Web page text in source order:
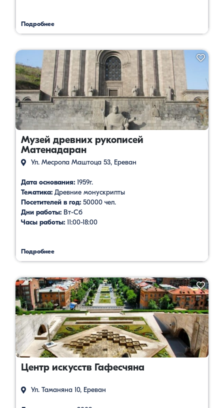
Подробнее
Музей древних рукописей
Матенадаран
Ул. Месропа Маштоца 53, Ереван
Дата основания: 1959г.
Тематика: Древние монускрипты
Посетителей в год: 50000 чел.
Дни работы: Вт-Сб
Часы работы: 11:00-18:00
Подробнее
Центр искусств Гафесчяна
Ул. Таманяна 10, Ереван